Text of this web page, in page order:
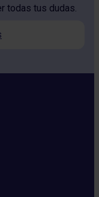
todas tus dudas.